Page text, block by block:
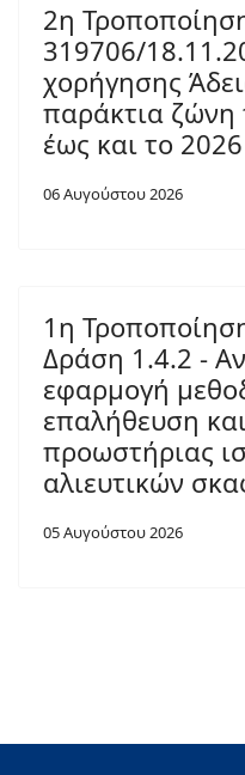
2η
319706/
χορήγησης
παράκτια
έως και το 2026
06 Αυγούστου 2026
1η
Δράση 1.4.2 -
εφαρμογή
επαλήθευση
προωστήριας
αλιευτικών
05 Αυγούστου 2026